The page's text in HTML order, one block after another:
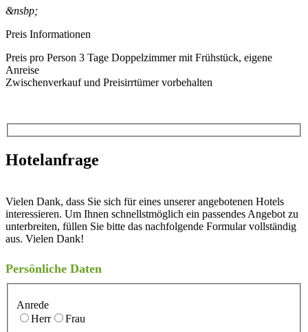
&nsbp;
Preis Informationen
Preis pro Person 3 Tage Doppelzimmer mit Frühstück, eigene
Anreise
Zwischenverkauf und Preisirrtümer vorbehalten
Hotelanfrage
Vielen Dank, dass Sie sich für eines unserer angebotenen Hotels
interessieren. Um Ihnen schnellstmöglich ein passendes Angebot zu
unterbreiten, füllen Sie bitte das nachfolgende Formular vollständig
aus. Vielen Dank!
Persönliche Daten
Anrede
Herr
Frau